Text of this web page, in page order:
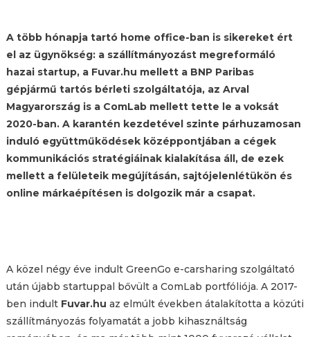
A több hónapja tartó home office-ban is sikereket ért
el az ügynökség: a szállítmányozást megreformáló
hazai startup, a Fuvar.hu mellett a BNP Paribas
gépjármű tartós bérleti szolgáltatója, az Arval
Magyarország is a ComLab mellett tette le a voksát
2020-ban. A karantén kezdetével szinte párhuzamosan
induló együttműködések középpontjában a cégek
kommunikációs stratégiáinak kialakítása áll, de ezek
mellett a felületeik megújításán, sajtójelenlétükön és
online márkaépítésen is dolgozik már a csapat.
A közel négy éve indult GreenGo e-carsharing szolgáltató
után újabb startuppal bővült a ComLab portfóliója. A 2017-
ben indult Fuvar.hu az elmúlt években átalakította a közúti
szállítmányozás folyamatát a jobb kihasználtság